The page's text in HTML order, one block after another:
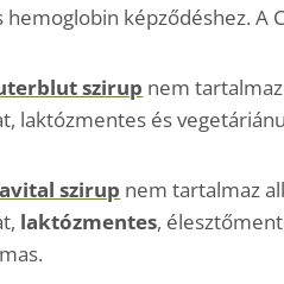
képződéshez. A
szirup nem
laktózmentes és
szirup nem tartalmaz
laktózmentes,